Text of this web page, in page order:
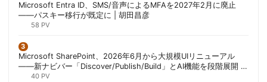
Microsoft Entra ID、SMS/音声によるMFAを2027年2月に廃止
——パスキー移行が既定に | 胡田昌彦
58 PV
Microsoft SharePoint、2026年6月から大規模UIリニューアル
——新ナビバー「Discover/Publish/Build」とAI機能を段階展開 |
胡田昌彦
40 PV